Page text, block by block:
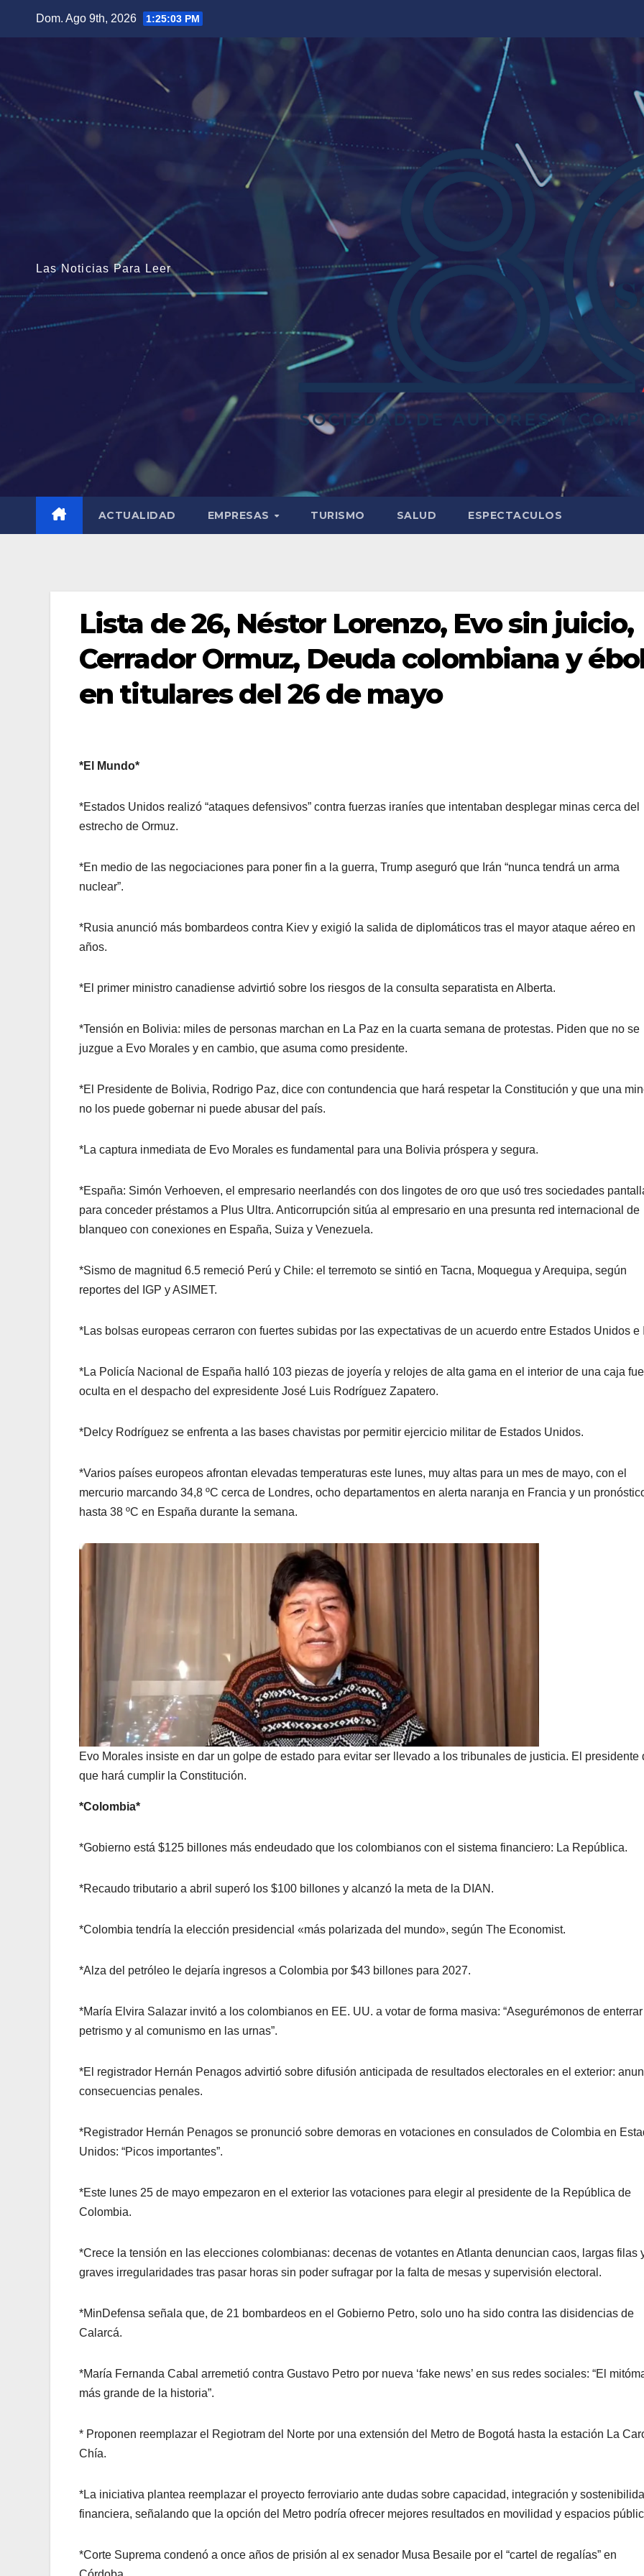
Dom. Ago 9th, 2026 1:25:05 PM
Las Noticias Para Leer
ACTUALIDAD EMPRESAS TURISMO SALUD ESPECTACULOS
Lista de 26, Néstor Lorenzo, Evo sin juicio,
Cerrador Ormuz, Deuda colombiana y
en titulares del 26 de mayo
*El Mundo*
*Estados Unidos realizó “ataques defensivos” contra fuerzas iraníes que intentaban desplegar minas cerca del
estrecho de Ormuz.
*En medio de las negociaciones para poner fin a la guerra, Trump aseguró que Irán “nunca tendrá un arma
nuclear”.
*Rusia anunció más bombardeos contra Kiev y exigió la salida de diplomáticos tras el mayor ataque aéreo en
años.
*El primer ministro canadiense advirtió sobre los riesgos de la consulta separatista en Alberta.
*Tensión en Bolivia: miles de personas marchan en La Paz en la cuarta semana de protestas. Piden que no se
juzgue a Evo Morales y en cambio, que asuma como presidente.
*El Presidente de Bolivia, Rodrigo Paz, dice con contundencia que hará respetar la Constitución y que una
no los puede gobernar ni puede abusar del país.
*La captura inmediata de Evo Morales es fundamental para una Bolivia próspera y segura.
*España: Simón Verhoeven, el empresario neerlandés con dos lingotes de oro que usó tres sociedades
para conceder préstamos a Plus Ultra. Anticorrupción sitúa al empresario en una presunta red internacional de
blanqueo con conexiones en España, Suiza y Venezuela.
*Sismo de magnitud 6.5 remeció Perú y Chile: el terremoto se sintió en Tacna, Moquegua y Arequipa, según
reportes del IGP y ASIMET.
*Las bolsas europeas cerraron con fuertes subidas por las expectativas de un acuerdo entre Estados Unidos e
*La Policía Nacional de España halló 103 piezas de joyería y relojes de alta gama en el interior de una caja
oculta en el despacho del expresidente José Luis Rodríguez Zapatero.
*Delcy Rodríguez se enfrenta a las bases chavistas por permitir ejercicio militar de Estados Unidos.
*Varios países europeos afrontan elevadas temperaturas este lunes, muy altas para un mes de mayo, con el
mercurio marcando 34,8 ºC cerca de Londres, ocho departamentos en alerta naranja en Francia y un
hasta 38 ºC en España durante la semana.
Evo Morales insiste en dar un golpe de estado para evitar ser llevado a los tribunales de justicia. El presidente
que hará cumplir la Constitución.
*Colombia*
*Gobierno está $125 billones más endeudado que los colombianos con el sistema financiero: La República.
*Recaudo tributario a abril superó los $100 billones y alcanzó la meta de la DIAN.
*Colombia tendría la elección presidencial «más polarizada del mundo», según The Economist.
*Alza del petróleo le dejaría ingresos a Colombia por $43 billones para 2027.
*María Elvira Salazar invitó a los colombianos en EE. UU. a votar de forma masiva: “Asegurémonos de
petrismo y al comunismo en las urnas”.
*El registrador Hernán Penagos advirtió sobre difusión anticipada de resultados electorales en el exterior:
consecuencias penales.
*Registrador Hernán Penagos se pronunció sobre demoras en votaciones en consulados de Colombia en
Unidos: “Picos importantes”.
*Este lunes 25 de mayo empezaron en el exterior las votaciones para elegir al presidente de la República de
Colombia.
*Crece la tensión en las elecciones colombianas: decenas de votantes en Atlanta denuncian caos, largas filas
graves irregularidades tras pasar horas sin poder sufragar por la falta de mesas y supervisión electoral.
*MinDefensa señala que, de 21 bombardeos en el Gobierno Petro, solo uno ha sido contra las disidencias de
Calarcá.
*María Fernanda Cabal arremetió contra Gustavo Petro por nueva ‘fake news’ en sus redes sociales: “El
más grande de la historia”.
* Proponen reemplazar el Regiotram del Norte por una extensión del Metro de Bogotá hasta la estación La
Chía.
*La iniciativa plantea reemplazar el proyecto ferroviario ante dudas sobre capacidad, integración y
financiera, señalando que la opción del Metro podría ofrecer mejores resultados en movilidad y espacios
*Corte Suprema condenó a once años de prisión al ex senador Musa Besaile por el “cartel de regalías” en